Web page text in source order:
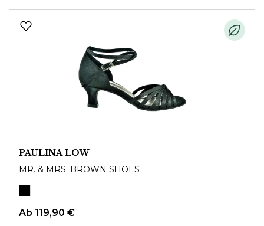
PAULINA LOW
MR. & MRS. BROWN SHOES
Ab 119,90 €